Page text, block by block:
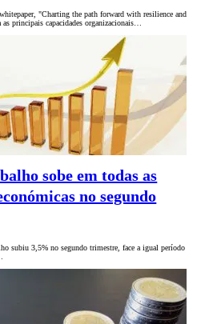
"Charting the path forward with resilience and
principais capacidades organizacionais…
sobe em todas as
no segundo
subiu 3,5% no segundo trimestre, face a igual período